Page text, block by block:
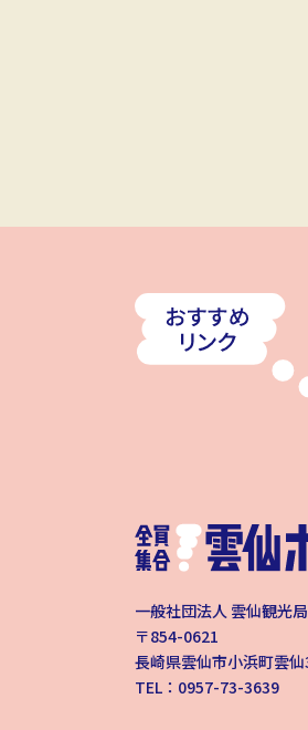
一般社団法人 雲仙観光局
〒854-0621
長崎県雲仙市小浜町雲
TEL：0957-73-3639